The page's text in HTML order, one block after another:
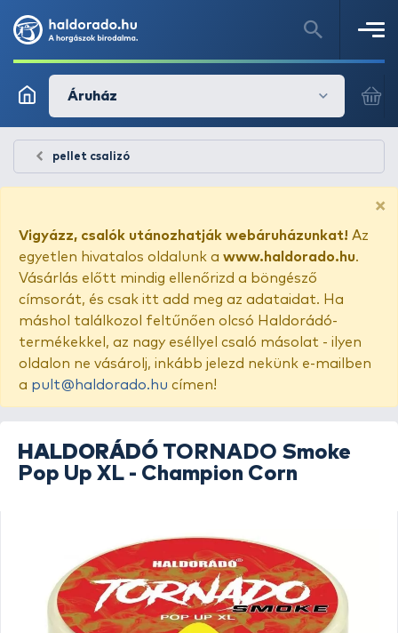
Áruház
pellet csalizó
×
Vigyázz, csalók utánozhatják webáruházunkat! Az
egyetlen hivatalos oldalunk a www.haldorado.hu.
Vásárlás előtt mindig ellenőrizd a böngésző
címsorát, és csak itt add meg az adataidat. Ha
máshol találkozol feltűnően olcsó Haldorádó-
termékekkel, az nagy eséllyel csaló másolat - ilyen
oldalon ne vásárolj, inkább jelezd nekünk e-mailben
a pult@haldorado.hu címen!
HALDORÁDÓ TORNADO Smoke
Pop Up XL - Champion Corn